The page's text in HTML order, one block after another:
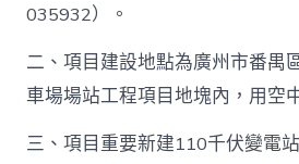
035932）。
二、項目建設地點為廣州市番禺
車場場站工程項目地塊內，用空
三、項目重要新建110千伏變電